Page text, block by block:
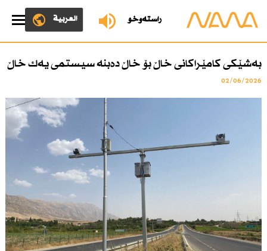
ڕاستەوخۆ العربية
بەشێكی كامێراكانی خاڵ بۆ خاڵ دەبنە سیستمی یەك خاڵ
02/06/2026